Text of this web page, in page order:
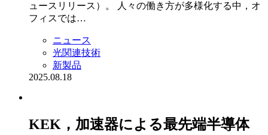
ュースリリース）。 人々の働き方が多様化する中，オ
フィスでは…
ニュース
光関連技術
新製品
2025.08.18
KEK，加速器による最先端半導体